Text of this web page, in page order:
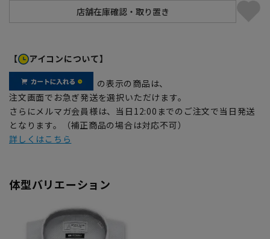
【 アイコンについて】
の表示の商品は、
注文画面でお急ぎ発送を選択いただけます。
さらにメルマガ会員様は、当日12:00までのご注文で当日発送
となります。（補正商品の場合は対応不可）
詳しくはこちら
体型バリエーション